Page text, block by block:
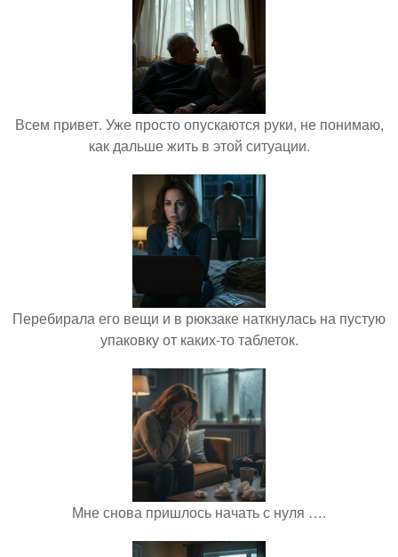
Всем привет. Уже просто опускаются руки, не понимаю,
как дальше жить в этой ситуации.
Перебирала его вещи и в рюкзаке наткнулась на пустую
упаковку от каких-то таблеток.
Мне снова пришлось начать с нуля ….